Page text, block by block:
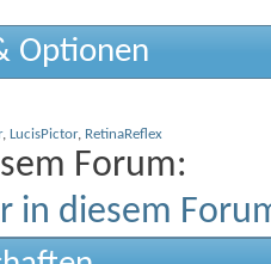
Optionen
, LucisPictor, RetinaReflex
Forum:
in diesem